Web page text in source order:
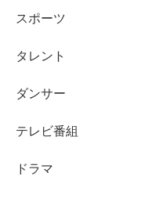
スポーツ
タレント
ダンサー
テレビ番組
ドラマ